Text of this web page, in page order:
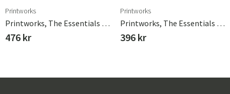
Printworks
Printworks, The Essentials - Cheese Tools
476 kr
Printworks
Printworks, The Essentials - Pasta Tools
396 kr